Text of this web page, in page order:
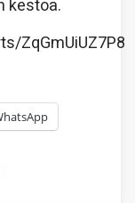
kestoa.
ZqGmUiUZ7P8